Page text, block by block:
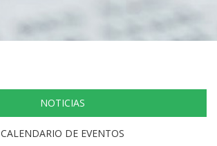
NOTICIAS
CALENDARIO DE EVENTOS